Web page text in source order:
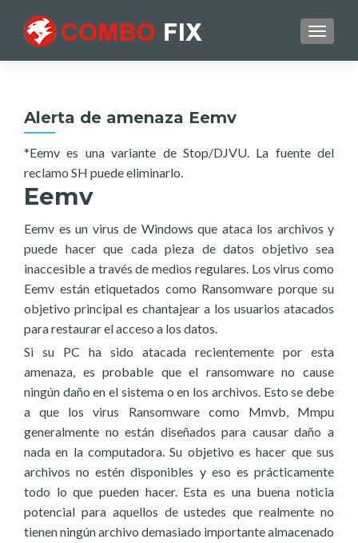
Alerta de amenaza Eemv
*Eemv es una variante de Stop/DJVU. La fuente del
reclamo SH puede eliminarlo.
Eemv
Eemv es un virus de Windows que ataca los archivos y
puede hacer que cada pieza de datos objetivo sea
inaccesible a través de medios regulares. Los virus como
Eemv están etiquetados como Ransomware porque su
objetivo principal es chantajear a los usuarios atacados
para restaurar el acceso a los datos.
Si su PC ha sido atacada recientemente por esta
amenaza, es probable que el ransomware no cause
ningún daño en el sistema o en los archivos. Esto se debe
a que los virus Ransomware como Mmvb, Mmpu
generalmente no están diseñados para causar daño a
nada en la computadora. Su objetivo es hacer que sus
archivos no estén disponibles y eso es prácticamente
todo lo que pueden hacer. Esta es una buena noticia
potencial para aquellos de ustedes que realmente no
tienen ningún archivo demasiado importante almacenado